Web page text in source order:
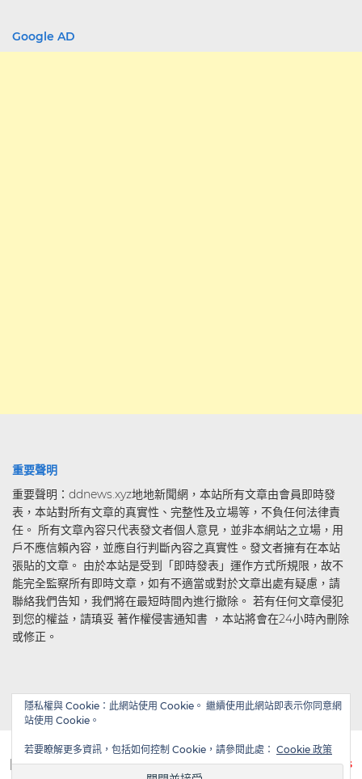
Google AD
重要聲明
重要聲明：ddnews.xyz地地新聞網，本站所有文章由會員即時發
表，本站對所有文章的真實性、完整性及立場等，不負任何法律責
任。 所有文章內容只代表發文者個人意見，並非本網站之立場，用
戶不應信賴內容，並應自行判斷內容之真實性。發文者擁有在本站
張貼的文章。 由於本站是受到「即時發表」運作方式所規限，故不
能完全監察所有即時文章，如有不適當或對於文章出處有疑慮，請
聯絡我們告知，我們將在最短時間內進行撤除。 若有任何文章侵犯
到您的權益，請瑱妥 著作權侵害通知書 ，本站將會在24小時內刪除
或修正。
| Powered byWordPress| Theme byTheBootstrapThemes
隱私權與 Cookie：此網站使用 Cookie。 繼續使用此網站即表示你同意網
站使用 Cookie。
若要瞭解更多資訊，包括如何控制 Cookie，請參閱此處： Cookie 政策